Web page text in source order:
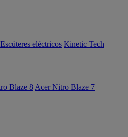
Escúteres eléctricos Kinetic Tech
Blaze 8 Acer Nitro Blaze 7